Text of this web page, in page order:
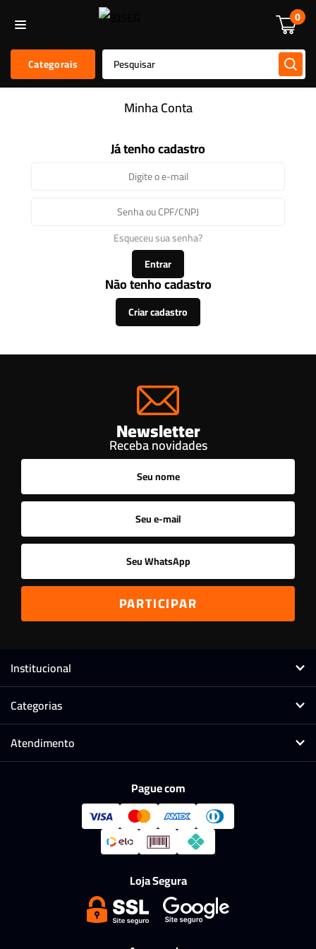
0
Categorais
Alarmes E Sensores
Minha Conta
Já tenho cadastro
Esqueceu sua senha?
Entrar
Não tenho cadastro
Criar cadastro
Newsletter
Receba novidades
Institucional
Categorias
Atendimento
Pague com
Loja Segura